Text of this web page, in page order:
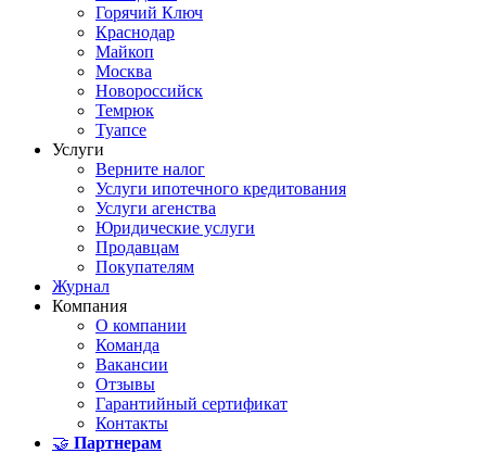
Горячий Ключ
Краснодар
Майкоп
Москва
Новороссийск
Темрюк
Туапсе
Услуги
Верните налог
Услуги ипотечного кредитования
Услуги агенства
Юридические услуги
Продавцам
Покупателям
Журнал
Компания
О компании
Команда
Вакансии
Отзывы
Гарантийный сертификат
Контакты
🤝 Партнерам